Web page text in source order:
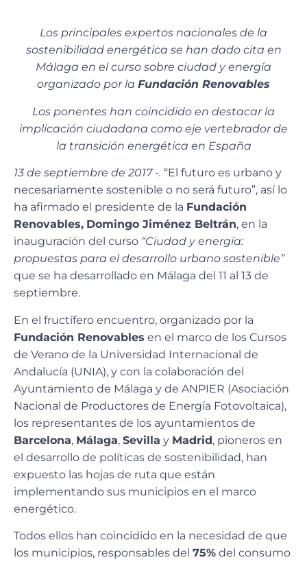
Los principales expertos nacionales de la
sostenibilidad energética se han dado cita en
Málaga en el curso sobre ciudad y energía
organizado por la Fundación Renovables
Los ponentes han coincidido en destacar la
implicación ciudadana como eje vertebrador de
la transición energética en España
13 de septiembre de 2017 -. “El futuro es urbano y
necesariamente sostenible o no será futuro”, así lo
ha afirmado el presidente de la Fundación
Renovables, Domingo Jiménez Beltrán, en la
inauguración del curso “Ciudad y energía:
propuestas para el desarrollo urbano sostenible”
que se ha desarrollado en Málaga del 11 al 13 de
septiembre.
En el fructífero encuentro, organizado por la
Fundación Renovables en el marco de los Cursos
de Verano de la Universidad Internacional de
Andalucía (UNIA), y con la colaboración del
Ayuntamiento de Málaga y de ANPIER (Asociación
Nacional de Productores de Energía Fotovoltaica),
los representantes de los ayuntamientos de
Barcelona, Málaga, Sevilla y Madrid, pioneros en
el desarrollo de políticas de sostenibilidad, han
expuesto las hojas de ruta que están
implementando sus municipios en el marco
energético.
Todos ellos han coincidido en la necesidad de que
los municipios, responsables del 75% del consumo